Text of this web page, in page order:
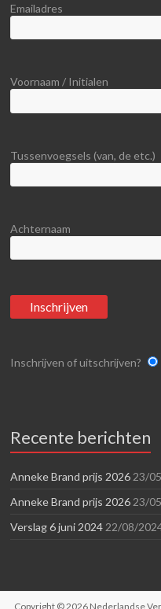
Emailadres
Voornaam / Initialen
Tussenvoegsels (van, de etc.)
Achternaam
Inschrijven of uitschrijven?
Recente berichten
Anneke Brand prijs 2026 23/
Anneke Brand prijs 2026 23/
Verslag 6 juni 2024 22/08/
Copyright © 2026 Nederlandse